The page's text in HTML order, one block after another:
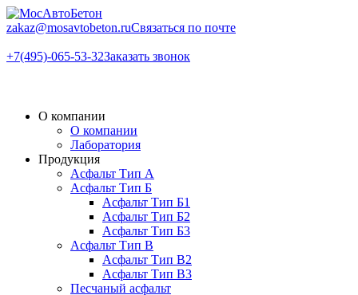
zakaz@mоsavtobeton.ruСвязаться по почте
+7(495)-065-53-32Заказать звонок
О компании
О компании
Лаборатория
Продукция
Асфальт Тип А
Асфальт Тип Б
Асфальт Тип Б1
Асфальт Тип Б2
Асфальт Тип Б3
Асфальт Тип В
Асфальт Тип В2
Асфальт Тип В3
Песчаный асфальт